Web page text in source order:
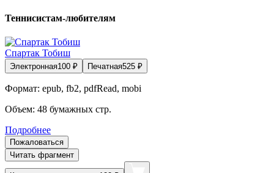
Теннисистам-любителям
Спартак Тобиш
Электронная100 ₽ Печатная525 ₽
Формат: epub, fb2, pdfRead, mobi
Объем: 48 бумажных стр.
Подробнее
Пожаловаться
Читать фрагмент